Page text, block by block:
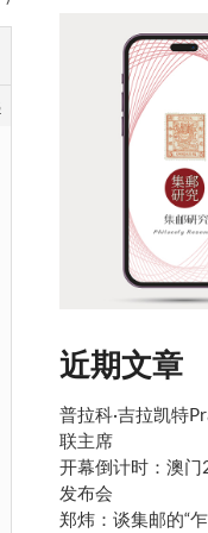
近期文章
普拉科·吉拉凯特
联主席
开幕倒计时：澳
发布会
郑炜：谈集邮的“